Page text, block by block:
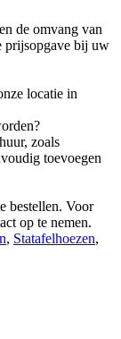
de omvang van
prijsopgave bij uw
locatie in
zoals
toevoegen
bestellen. Voor
op te nemen.
, Statafelhoezen,